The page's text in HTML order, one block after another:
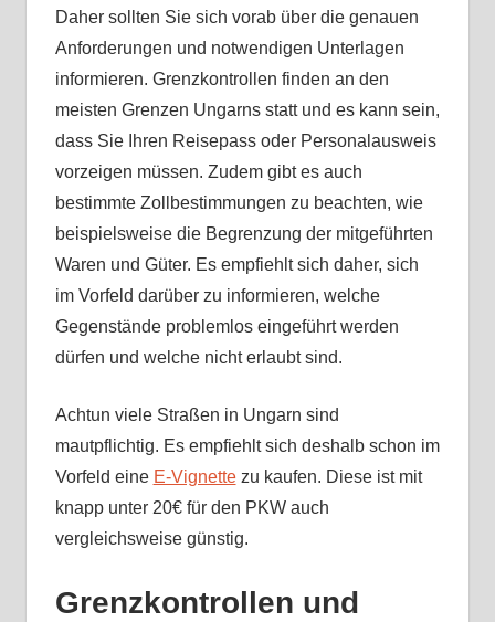
Daher sollten Sie sich vorab über die genauen
Anforderungen und notwendigen Unterlagen
informieren. Grenzkontrollen finden an den
meisten Grenzen Ungarns statt und es kann sein,
dass Sie Ihren Reisepass oder Personalausweis
vorzeigen müssen. Zudem gibt es auch
bestimmte Zollbestimmungen zu beachten, wie
beispielsweise die Begrenzung der mitgeführten
Waren und Güter. Es empfiehlt sich daher, sich
im Vorfeld darüber zu informieren, welche
Gegenstände problemlos eingeführt werden
dürfen und welche nicht erlaubt sind.
Achtun viele Straßen in Ungarn sind
mautpflichtig. Es empfiehlt sich deshalb schon im
Vorfeld eine E-Vignettezu kaufen. Diese ist mit
knapp unter 20€ für den PKW auch
vergleichsweise günstig.
Grenzkontrollen und